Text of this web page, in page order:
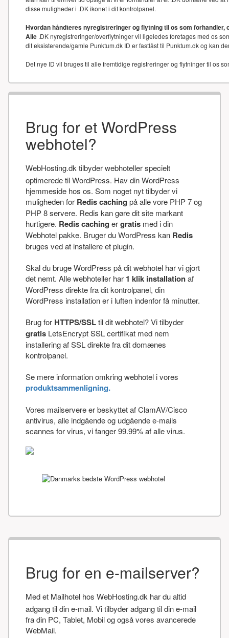
disse muligheder i .DK ikonet i dit kontrolpanel.
Hvordan håndteres nyregistreringer og flytning til os som
Alle .DK nyregistreringer/overflytninger vil ligeledes foretages med os
dit eksisterende/gamle Punktum.dk ID er fastlåst til Punktum.dk og kan
Det nye ID vil bruges til alle fremtidige registreringer og flytninger til os
Brug for et WordPress
webhotel?
WebHosting.dk tilbyder webhoteller specielt
optimerede til WordPress. Hav din WordPress
hjemmeside hos os. Som noget nyt tilbyder vi
muligheden for Redis caching på alle vore PHP 7 og
PHP 8 servere. Redis kan gøre dit site markant
hurtigere. Redis caching ergratis med i din
Webhotel pakke. Bruger du WordPress kan Redis
bruges ved at installere et plugin.
Skal du bruge WordPress på dit webhotel har vi gjort
det nemt. Alle webhoteller har 1 klik installationaf
WordPress direkte fra dit kontrolpanel, din
WordPress installation er i luften indenfor få minutter.
Brug for HTTPS/SSLtil dit webhotel? Vi tilbyder
gratis LetsEncrypt SSL certifikat med nem
installering af SSL direkte fra dit domænes
kontrolpanel.
Se mere information omkring webhotel i vores
produktsammenligning.
Vores mailservere er beskyttet af ClamAV/Cisco
antivirus, alle indgående og udgående e-mails
scannes for virus, vi fanger 99.99% af alle virus.
Brug for en e-mailserver?
Med et Mailhotel hos WebHosting.dk har du altid
adgang til din e-mail. Vi tilbyder adgang til din e-mail
fra din PC, Tablet, Mobil og også vores avancerede
WebMail.